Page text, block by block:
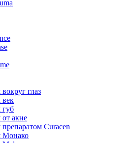
глаз
век
губ
акне
Curacen
Монако